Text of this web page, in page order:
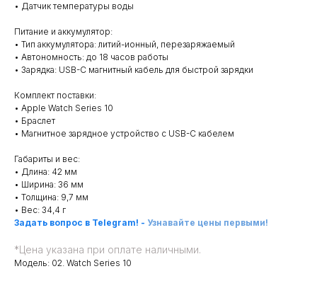
• Датчик температуры воды
Питание и аккумулятор:
• Тип аккумулятора: литий-ионный, перезаряжаемый
• Автономность: до 18 часов работы
• Зарядка: USB-C магнитный кабель для быстрой зарядки
Комплект поставки:
• Apple Watch Series 10
• Браслет
• Магнитное зарядное устройство с USB-C кабелем
Габариты и вес:
• Длина: 42 мм
• Ширина: 36 мм
• Толщина: 9,7 мм
• Вес: 34,4 г
Задать вопрос в Telegram! - Узнавайте цены первыми!
*Цена указана при оплате наличными.
Модель: 02. Watch Series 10